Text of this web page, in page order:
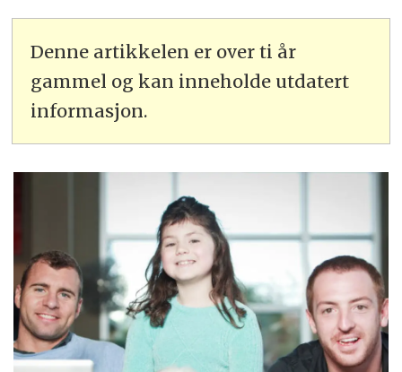
Denne artikkelen er over ti år
gammel og kan inneholde utdatert
informasjon.